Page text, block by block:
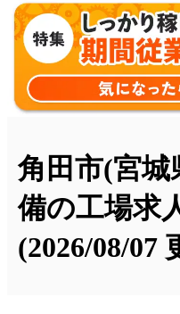
角田市(宮城
備の工場求
(2026/08/07